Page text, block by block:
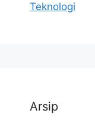
Teknologi
Arsip